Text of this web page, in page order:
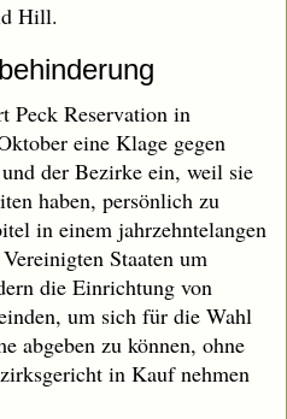
Hill.
Peck Reservation in
eine Klage gegen
der Bezirke ein, weil sie
haben, persönlich zu
in einem jahrzehntelangen
Staaten um
die Einrichtung von
um sich für die Wahl
abgeben zu können, ohne
in Kauf nehmen